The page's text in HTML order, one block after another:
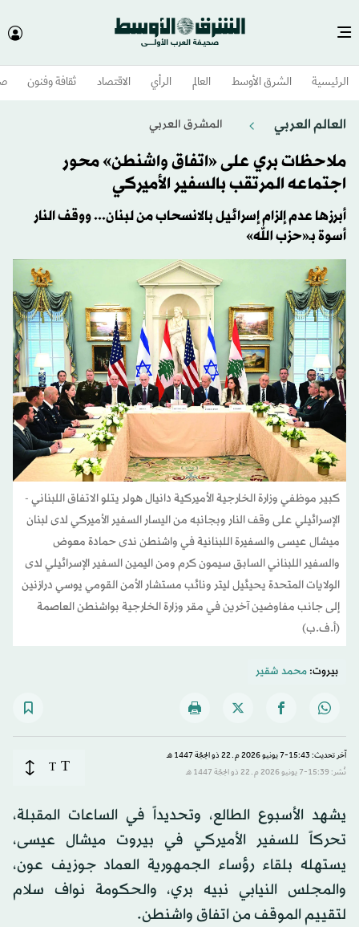
الرئيسية الشرق الأوسط​ العالم الرأي الاقتصاد ثقافة وفنون
العالم العربي المشرق العربي
ملاحظات بري على «اتفاق واشنطن» محور
اجتماعه المرتقب بالسفير الأميركي
أبرزها عدم إلزام إسرائيل بالانسحاب من لبنان... ووقف النار
أسوة بـ«حزب الله»
كبير موظفي وزارة الخارجية الأميركية دانيال هولر يتلو الاتفاق اللبناني -
الإسرائيلي على وقف النار وبجانبه من اليسار السفير الأميركي لدى لبنان
ميشال عيسى والسفيرة اللبنانية في واشنطن ندى حمادة معوض
والسفير اللبناني السابق سيمون كرم ومن اليمين السفير الإسرائيلي لدى
الولايات المتحدة يحيئيل ليتر ونائب مستشار الأمن القومي يوسي درازنين
إلى جانب مفاوضين آخرين في مقر وزارة الخارجية بواشنطن العاصمة
(أ.ف.ب)
بيروت:محمد شقير
آخر تحديث: 15:43-7 يونيو 2026 م ـ 22 ذو الحِجّة 1447 هـ
نُشر: 15:39-7 يونيو 2026 م ـ 22 ذو الحِجّة 1447 هـ
T
T
يشهد الأسبوع الطالع، وتحديداً في الساعات المقبلة،
تحركاً للسفير الأميركي في بيروت ميشال عيسى،
يستهله بلقاء رؤساء الجمهورية العماد جوزيف عون،
والمجلس النيابي نبيه بري، والحكومة نواف سلام
لتقييم الموقف من اتفاق واشنطن.